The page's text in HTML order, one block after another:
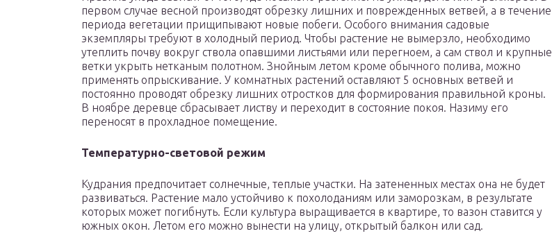
первом случае весной производят обрезку лишних и поврежденных ветвей, а в течение
периода вегетации прищипывают новые побеги. Особого внимания садовые
экземпляры требуют в холодный период. Чтобы растение не вымерзло, необходимо
утеплить почву вокруг ствола опавшими листьями или перегноем, а сам ствол и крупные
ветки укрыть нетканым полотном. Знойным летом кроме обычного полива, можно
применять опрыскивание. У комнатных растений оставляют 5 основных ветвей и
постоянно проводят обрезку лишних отростков для формирования правильной кроны.
В ноябре деревце сбрасывает листву и переходит в состояние покоя. Назиму его
переносят в прохладное помещение.
Температурно-световой режим
Кудрания предпочитает солнечные, теплые участки. На затененных местах она не будет
развиваться. Растение мало устойчиво к похолоданиям или заморозкам, в результате
которых может погибнуть. Если культура выращивается в квартире, то вазон ставится у
южных окон. Летом его можно вынести на улицу, открытый балкон или сад.